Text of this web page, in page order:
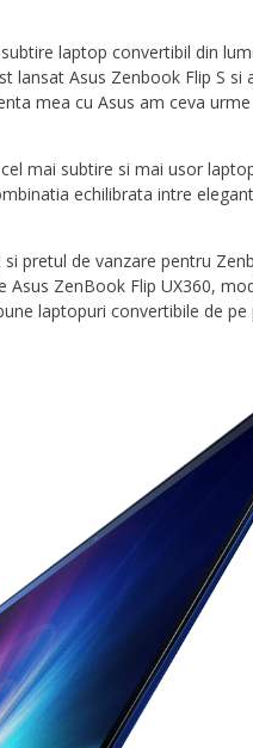
laptop convertibil din
lansat Asus Zenbook Flip S si
mea cu Asus am ceva
mai subtire si mai usor
echilibrata intre
pretul de vanzare pentru
ZenBook Flip UX360,
laptopuri convertibile de pe